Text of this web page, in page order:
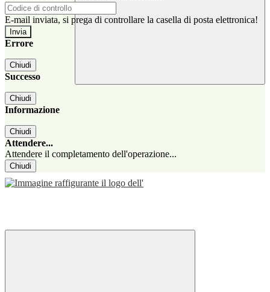
E-mail inviata, si prega di controllare la casella di posta elettronica!
Errore
Chiudi
Successo
Chiudi
Informazione
Chiudi
Attendere...
Attendere il completamento dell'operazione...
Chiudi